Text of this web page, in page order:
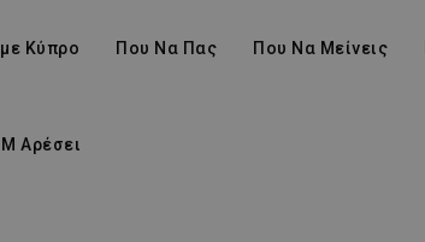
Κύπρο Που Να Πας Που Να Μείνεις
Μ Αρέσει